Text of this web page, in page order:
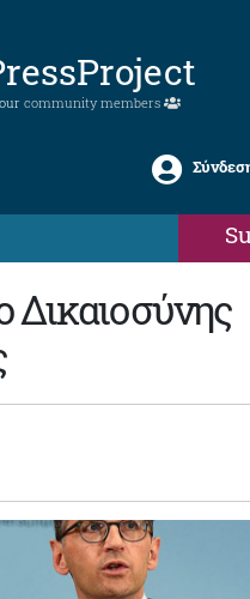
community members
Δικαιοσύνης